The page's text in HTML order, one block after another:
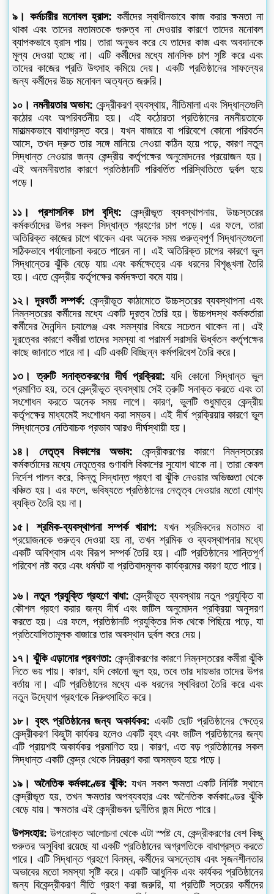
৯। কর্মচারীর মনোবল হ্রাস: কর্মীদের স্বাধীনভাবে কাজ করার ক্ষমতা না
থাকা এবং তাদের মতামতকে গুরুত্ব না দেওয়ার কারণে তাদের মনোবল
ব্যাপকভাবে হ্রাস পায়। তারা অনুভব করে যে তাদের কাজ এবং অবদানকে
মূল্য দেওয়া হচ্ছে না। এটি কর্মীদের মধ্যে মানসিক চাপ সৃষ্টি করে এবং
তাদের কাজের প্রতি উৎসাহ কমিয়ে দেয়। একটি প্রতিষ্ঠানের সাফল্যের
জন্য কর্মীদের উচ্চ মনোবল অত্যন্ত জরুরি।
১০। নমনীয়তার অভাব: কেন্দ্রীকরণ ব্যবস্থায়, নীতিমালা এবং সিদ্ধান্তগুলি
কঠোর এবং অপরিবর্তনীয় হয়। এই কঠোরতা প্রতিষ্ঠানের নমনীয়তাকে
মারাত্মকভাবে বাধাগ্রস্ত করে। যখন বাজারে বা পরিবেশে কোনো পরিবর্তন
আসে, তখন দ্রুত তার সঙ্গে মানিয়ে নেওয়া কঠিন হয়ে পড়ে, কারণ নতুন
সিদ্ধান্ত নেওয়ার জন্য কেন্দ্রীয় কর্তৃপক্ষের অনুমোদনের প্রয়োজন হয়।
এই অনমনীয়তার কারণে প্রতিষ্ঠানটি পরিবর্তিত পরিস্থিতিতে দুর্বল হয়ে
পড়ে।
১১। প্রশাসনিক চাপ বৃদ্ধি: কেন্দ্রীভূত ব্যবস্থাপনায়, উচ্চস্তরের
কর্মকর্তাদের উপর সকল সিদ্ধান্ত গ্রহণের চাপ পড়ে। এর ফলে, তারা
অতিরিক্ত কাজের চাপে থাকেন এবং অনেক সময় গুরুত্বপূর্ণ সিদ্ধান্তগুলো
সঠিকভাবে পর্যালোচনা করতে পারেন না। এই অতিরিক্ত চাপের কারণে ভুল
সিদ্ধান্তের ঝুঁকি বেড়ে যায় এবং কর্মক্ষেত্রে এক ধরনের বিশৃঙ্খলা তৈরি
হয়। এতে কেন্দ্রীয় কর্তৃপক্ষের কর্মদক্ষতা কমে যায়।
১২। দূরবর্তী সম্পর্ক: কেন্দ্রীভূত কাঠামোতে উচ্চস্তরের ব্যবস্থাপনা এবং
নিম্নস্তরের কর্মীদের মধ্যে একটি দূরত্ব তৈরি হয়। উচ্চপদস্থ কর্মকর্তারা
কর্মীদের দৈনন্দিন চ্যালেঞ্জ এবং সমস্যার বিষয়ে সচেতন থাকেন না। এই
দূরত্বের কারণে কর্মীরা তাদের সমস্যা বা পরামর্শ সরাসরি ঊর্ধ্বতন কর্তৃপক্ষের
কাছে জানাতে পারে না। এটি একটি বিচ্ছিন্ন কর্মপরিবেশ তৈরি করে।
১৩। ত্রুটি সনাক্তকরণের দীর্ঘ প্রক্রিয়া: যদি কোনো সিদ্ধান্ত ভুল
প্রমাণিত হয়, তবে কেন্দ্রীভূত ব্যবস্থায় সেই ত্রুটি সনাক্ত করতে এবং তা
সংশোধন করতে অনেক সময় লাগে। কারণ, ভুলটি শুধুমাত্র কেন্দ্রীয়
কর্তৃপক্ষের মাধ্যমেই সংশোধন করা সম্ভব। এই দীর্ঘ প্রক্রিয়ার কারণে ভুল
সিদ্ধান্তের নেতিবাচক প্রভাব আরও দীর্ঘস্থায়ী হয়।
১৪। নেতৃত্ব বিকাশের অভাব: কেন্দ্রীকরণের কারণে নিম্নস্তরের
কর্মকর্তাদের মধ্যে নেতৃত্বের গুণাবলি বিকাশের সুযোগ থাকে না। তারা কেবল
নির্দেশ পালন করে, কিন্তু সিদ্ধান্ত গ্রহণ বা ঝুঁকি নেওয়ার অভিজ্ঞতা থেকে
বঞ্চিত হয়। এর ফলে, ভবিষ্যতে প্রতিষ্ঠানের নেতৃত্ব দেওয়ার মতো যোগ্য
ব্যক্তি তৈরি হয় না।
১৫। শ্রমিক-ব্যবস্থাপনা সম্পর্ক খারাপ: যখন শ্রমিকদের মতামত বা
প্রয়োজনকে গুরুত্ব দেওয়া হয় না, তখন শ্রমিক ও ব্যবস্থাপনার মধ্যে
একটি অবিশ্বাস এবং বিরূপ সম্পর্ক তৈরি হয়। এটি প্রতিষ্ঠানের শান্তিপূর্ণ
পরিবেশ নষ্ট করে এবং ধর্মঘট বা প্রতিবাদমূলক কার্যক্রমের কারণ হতে পারে।
১৬। নতুন প্রযুক্তি গ্রহণে বাধা: কেন্দ্রীভূত ব্যবস্থায় নতুন প্রযুক্তি বা
কৌশল গ্রহণ করার জন্য দীর্ঘ এবং জটিল অনুমোদন প্রক্রিয়া অনুসরণ
করতে হয়। এর ফলে, প্রতিষ্ঠানটি প্রযুক্তির দিক থেকে পিছিয়ে পড়ে, যা
প্রতিযোগিতামূলক বাজারে তার অবস্থান দুর্বল করে দেয়।
১৭। ঝুঁকি এড়ানোর প্রবণতা: কেন্দ্রীকরণের কারণে নিম্নস্তরের কর্মীরা ঝুঁকি
নিতে ভয় পায়। কারণ, যদি কোনো ভুল হয়, তবে তার দায়ভার তাদের উপর
বর্তায় না। এটি প্রতিষ্ঠানের মধ্যে এক ধরনের স্থবিরতা তৈরি করে এবং
নতুন উদ্যোগ গ্রহণকে নিরুৎসাহিত করে।
১৮। বৃহৎ প্রতিষ্ঠানের জন্য অকার্যকর: একটি ছোট প্রতিষ্ঠানের ক্ষেত্রে
কেন্দ্রীকরণ কিছুটা কার্যকর হলেও একটি বৃহৎ এবং জটিল প্রতিষ্ঠানের জন্য
এটি প্রায়শই অকার্যকর প্রমাণিত হয়। কারণ, এত বড় প্রতিষ্ঠানের সকল
সিদ্ধান্ত একটি কেন্দ্র থেকে নিয়ন্ত্রণ করা অসম্ভব হয়ে পড়ে।
১৯। অনৈতিক কর্মকাণ্ডের ঝুঁকি: যখন সকল ক্ষমতা একটি নির্দিষ্ট স্থানে
কেন্দ্রীভূত হয়, তখন ক্ষমতার অপব্যবহার এবং অনৈতিক কর্মকাণ্ডের ঝুঁকি
বেড়ে যায়। ক্ষমতার এই কেন্দ্রীভবন দুর্নীতির জন্ম দিতে পারে।
উপসংহার: উপরোক্ত আলোচনা থেকে এটা স্পষ্ট যে, কেন্দ্রীকরণের বেশ কিছু
গুরুতর অসুবিধা রয়েছে যা একটি প্রতিষ্ঠানের অগ্রগতিকে বাধাগ্রস্ত করতে
পারে। এটি সিদ্ধান্ত গ্রহণে বিলম্ব, কর্মীদের অসন্তোষ এবং সৃজনশীলতার
অভাবের মতো সমস্যা সৃষ্টি করে। একটি আধুনিক এবং কার্যকর প্রতিষ্ঠানের
জন্য বিকেন্দ্রীকরণ নীতি গ্রহণ করা জরুরি, যা প্রতিটি স্তরের কর্মীদের